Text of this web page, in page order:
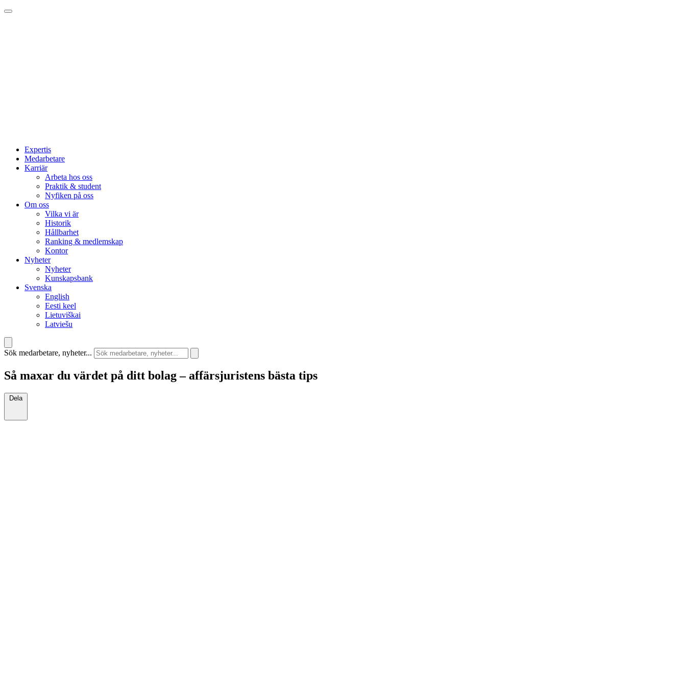
Expertis
Medarbetare
Karriär
Arbeta hos oss
Praktik & student
Nyfiken på oss
Om oss
Vilka vi är
Historik
Hållbarhet
Ranking & medlemskap
Kontor
Nyheter
Nyheter
Kunskapsbank
Svenska
English
Eesti keel
Lietuviškai
Latviešu
Sök medarbetare, nyheter...
Så maxar du värdet på ditt bolag – affärsjuristens bästa tips
Dela